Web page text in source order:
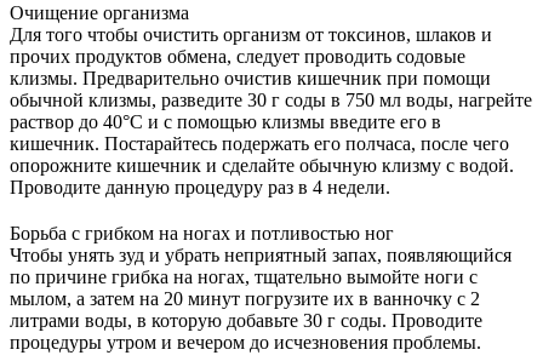
Очищение организма
Для того чтобы очистить организм от токсинов, шлаков и
прочих продуктов обмена, следует проводить содовые
клизмы. Предварительно очистив кишечник при помощи
обычной клизмы, разведите 30 г соды в 750 мл воды, нагрейте
раствор до 40°C и с помощью клизмы введите его в
кишечник. Постарайтесь подержать его полчаса, после чего
опорожните кишечник и сделайте обычную клизму с водой.
Проводите данную процедуру раз в 4 недели.
Борьба с грибком на ногах и потливостью ног
Чтобы унять зуд и убрать неприятный запах, появляющийся
по причине грибка на ногах, тщательно вымойте ноги с
мылом, а затем на 20 минут погрузите их в ванночку с 2
литрами воды, в которую добавьте 30 г соды. Проводите
процедуры утром и вечером до исчезновения проблемы.